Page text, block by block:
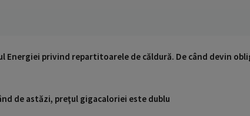
Energiei privind repartitoarele de căldură. De când devin
de astăzi, preţul gigacaloriei este dublu